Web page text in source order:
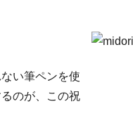
い筆ペンを使
のが、この祝